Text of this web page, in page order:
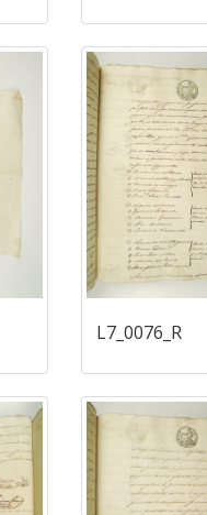
L7_0076_R